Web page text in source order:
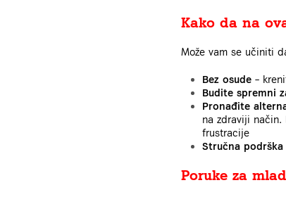
Kako da na
Može vam se učiniti
Bez osude –
Budite spremni
Pronađite
na zdraviji
frustracije
Stručna podrška
Poruke za